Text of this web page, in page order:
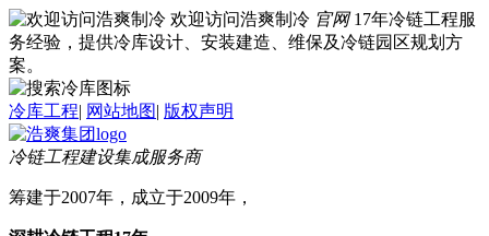
欢迎访问浩爽制冷 官网 17年冷链工程服
务经验，提供冷库设计、安装建造、维保及冷链园区规划方
案。
冷库工程| 网站地图| 版权声明
冷链工程建设集成服务商
筹建于2007年，成立于2009年，